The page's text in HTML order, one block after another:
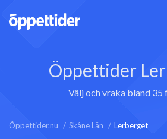
Öppettider
Välj och vraka bland 35
Öppettider.nu Skåne Län Lerberget